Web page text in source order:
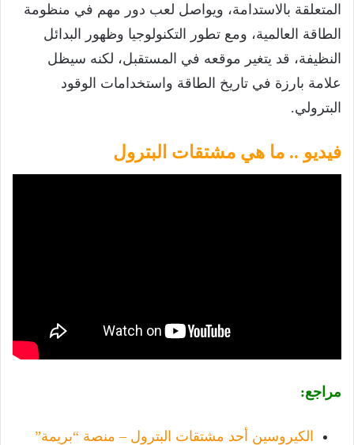
المتعلقة بالاستدامة، ويواصل لعب دور مهم في منظومة
الطاقة العالمية، ومع تطور التكنولوجيا وظهور البدائل
النظيفة، قد يتغير موقعه في المستقبل، لكنه سيظل
علامة بارزة في تاريخ الطاقة واستخدامات الوقود
البترولي.
فيديو .. ما هي مشتقات البترول
مراجع:
الكيروسين أحد مشتقات البترول – منصة “بريمة”